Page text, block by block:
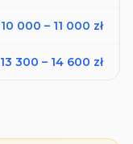
10 000 – 11 000 zł
13 300 – 14 600 zł